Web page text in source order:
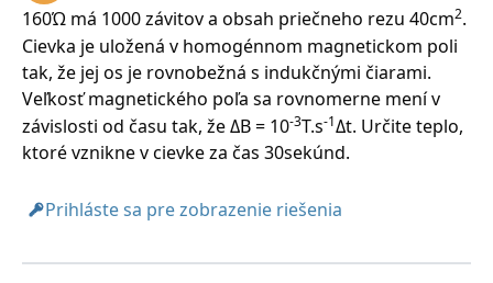
160Ώ má 1000 závitov a obsah priečneho rezu 40cm2.
Cievka je uložená v homogénnom magnetickom poli
tak, že jej os je rovnobežná s indukčnými čiarami.
Veľkosť magnetického poľa sa rovnomerne mení v
závislosti od času tak, že ΔB = 10-3T.s-1Δt. Určite teplo,
ktoré vznikne v cievke za čas 30sekúnd.
Prihláste sa pre zobrazenie riešenia